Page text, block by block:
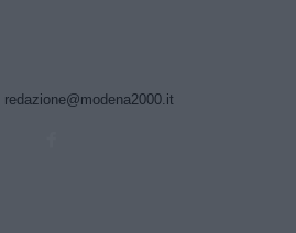
redazione@modena2000.it